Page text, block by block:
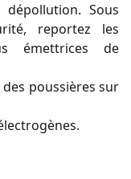
Sous
reportez les
émettrices de
poussières sur